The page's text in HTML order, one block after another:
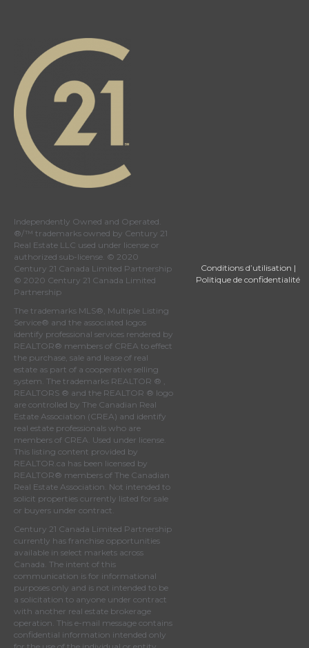
Independently Owned and Operated.
®/™ trademarks owned by Century 21
Real Estate LLC used under license or
authorized sub-license. © 2020
Century 21 Canada Limited Partnership
© 2020 Century 21 Canada Limited
Partnership
The trademarks MLS®, Multiple Listing
Service® and the associated logos
identify professional services rendered by
REALTOR® members of CREA to effect
the purchase, sale and lease of real
estate as part of a cooperative selling
system. The trademarks REALTOR ® ,
REALTORS ® and the REALTOR ® logo
are controlled by The Canadian Real
Estate Association (CREA) and identify
real estate professionals who are
members of CREA . Used under license.
This listing content provided by
REALTOR.ca has been licensed by
REALTOR® members of The Canadian
Real Estate Association . Not intended to
solicit properties currently listed for sale
or buyers under contract.
Century 21 Canada Limited Partnership
currently has franchise opportunities
available in select markets across
Canada. The intent of this
communication is for informational
purposes only and is not intended to be
a solicitation to anyone under contract
with another real estate brokerage
operation. This e-mail message contains
confidential information intended only
Conditions d’utilisation |
Politique de confidentialité